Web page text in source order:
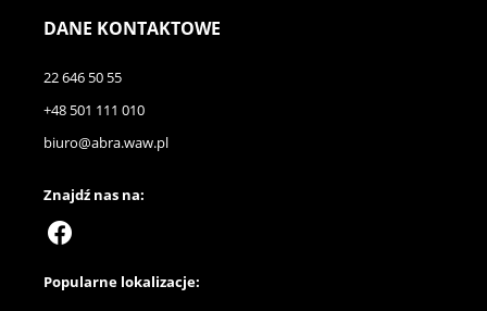
DANE KONTAKTOWE
22 646 50 55
+48 501 111 010
biuro@abra.waw.pl
Znajdź nas na:
Popularne lokalizacje: